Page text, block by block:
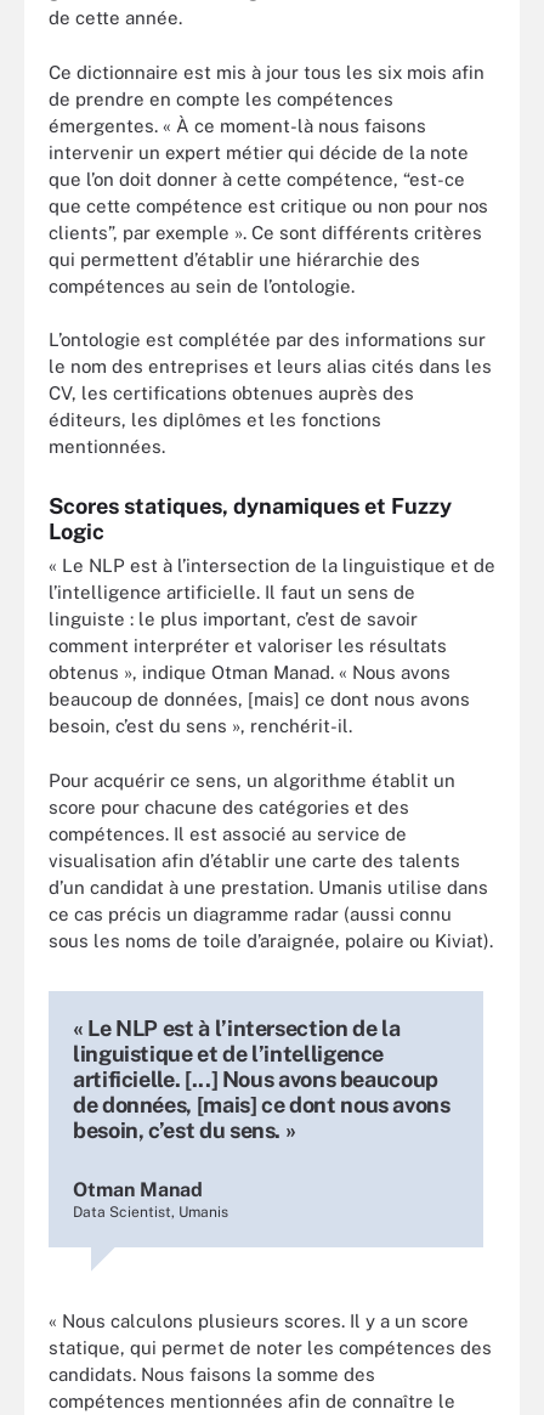
de cette année.
Ce dictionnaire est mis à jour tous les six mois afin
de prendre en compte les compétences
émergentes. « À ce moment-là nous faisons
intervenir un expert métier qui décide de la note
que l’on doit donner à cette compétence, “est-ce
que cette compétence est critique ou non pour nos
clients”, par exemple ». Ce sont différents critères
qui permettent d’établir une hiérarchie des
compétences au sein de l’ontologie.
L’ontologie est complétée par des informations sur
le nom des entreprises et leurs alias cités dans les
CV, les certifications obtenues auprès des
éditeurs, les diplômes et les fonctions
mentionnées.
Scores statiques, dynamiques et Fuzzy
Logic
« Le NLP est à l’intersection de la linguistique et de
l’intelligence artificielle. Il faut un sens de
linguiste : le plus important, c’est de savoir
comment interpréter et valoriser les résultats
obtenus », indique Otman Manad. « Nous avons
beaucoup de données, [mais] ce dont nous avons
besoin, c’est du sens », renchérit-il.
Pour acquérir ce sens, un algorithme établit un
score pour chacune des catégories et des
compétences. Il est associé au service de
visualisation afin d’établir une carte des talents
d’un candidat à une prestation. Umanis utilise dans
ce cas précis un diagramme radar (aussi connu
sous les noms de toile d’araignée, polaire ou Kiviat).
« Le NLP est à l’intersection de la
linguistique et de l’intelligence
artificielle. [...] Nous avons beaucoup
de données, [mais] ce dont nous avons
besoin, c’est du sens. »
Otman Manad
Data Scientist, Umanis
« Nous calculons plusieurs scores. Il y a un score
statique, qui permet de noter les compétences des
candidats. Nous faisons la somme des
compétences mentionnées afin de connaître le